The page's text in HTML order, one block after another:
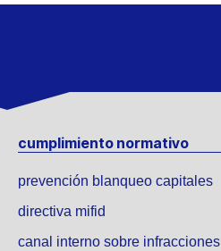
cumplimiento normativo
prevención blanqueo capitales
directiva mifid
canal interno sobre infracciones